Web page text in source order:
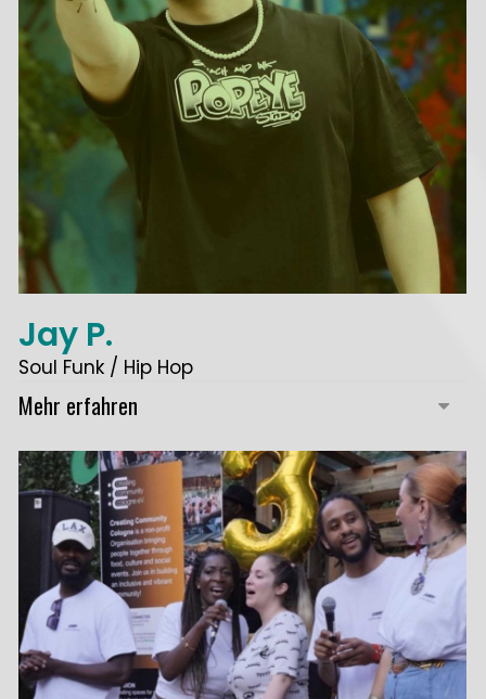
Jay P.
Soul Funk / Hip Hop
Mehr erfahren